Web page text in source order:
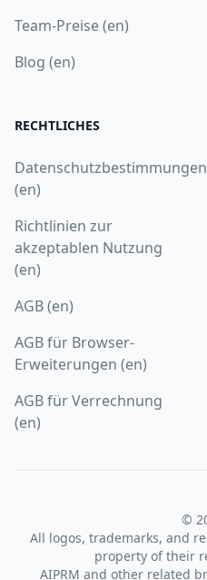
Team-Preise (en)
Blog (en)
RECHTLICHES
Datenschutzbestimmungen
(en)
Richtlinien zur
akzeptablen Nutzung
(en)
AGB (en)
AGB für Browser-
Erweiterungen (en)
AGB für Verrechnung
(en)
©
All logos, trademarks, and
property of their
AIPRM and other related